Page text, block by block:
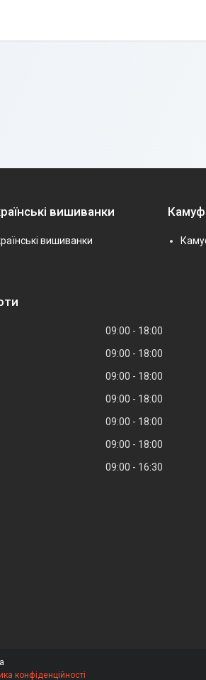
вишиванки
вишиванки
09:00
18:00
09:00
18:00
09:00
18:00
09:00
18:00
09:00
18:00
09:00
18:00
09:00 16:30
конфіденційності